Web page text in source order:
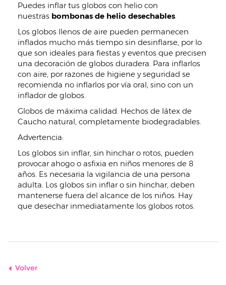
Puedes inflar tus globos con helio con
nuestras bombonas de helio desechables.
Los globos llenos de aire pueden permanecen
inflados mucho más tiempo sin desinflarse, por lo
que son ideales para fiestas y eventos que precisen
una decoración de globos duradera. Para inflarlos
con aire, por razones de higiene y seguridad se
recomienda no inflarlos por vía oral, sino con un
inflador de globos.
Globos de máxima calidad. Hechos de látex de
Caucho natural, completamente biodegradables.
Advertencia:
Los globos sin inflar, sin hinchar o rotos, pueden
provocar ahogo o asfixia en niños menores de 8
años. Es necesaria la vigilancia de una persona
adulta. Los globos sin inflar o sin hinchar, deben
mantenerse fuera del alcance de los niños. Hay
que desechar inmediatamente los globos rotos.
Volver